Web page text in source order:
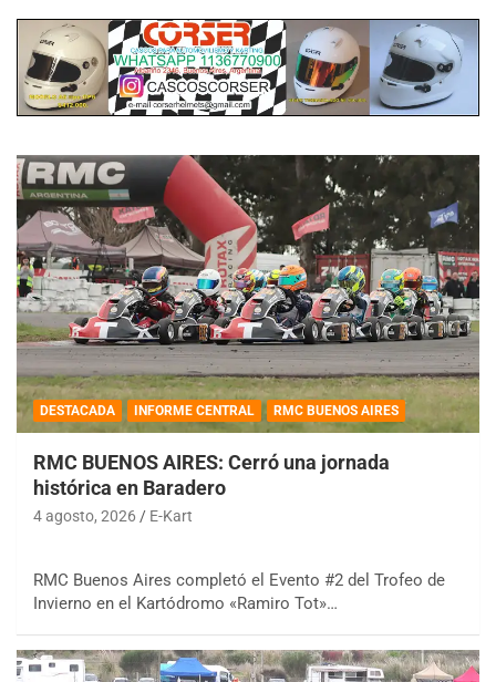
DESTACADA INFORME CENTRAL RMC BUENOS AIRES
RMC BUENOS AIRES: Cerró una jornada
histórica en Baradero
4 agosto, 2026 E-Kart
RMC Buenos Aires completó el Evento #2 del Trofeo de
Invierno en el Kartódromo «Ramiro Tot»…